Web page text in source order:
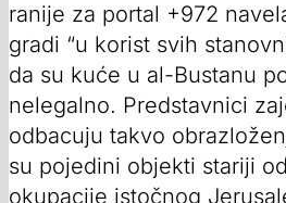
ranije za portal +972
gradi “u korist svih
da su kuće u al-Bustanu
nelegalno. Predstavnici
odbacuju takvo
su pojedini objekti stariji
okupacije istočnog